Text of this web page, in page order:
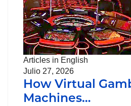
Articles in English
Julio 27, 2026
How Virtual
Machines…